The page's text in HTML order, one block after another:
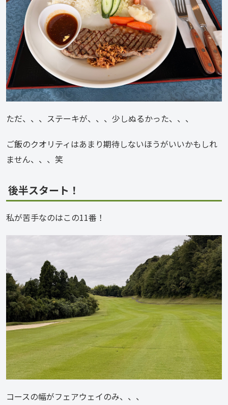
ただ、、、ステーキが、、、少しぬるかった、、、
ご飯のクオリティはあまり期待しないほうがいいかもしれ
ません、、、笑
後半スタート！
私が苦手なのはこの11番！
コースの幅がフェアウェイのみ、、、